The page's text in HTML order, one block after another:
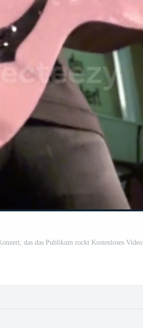
das das Publikum rockt Kostenloses Video